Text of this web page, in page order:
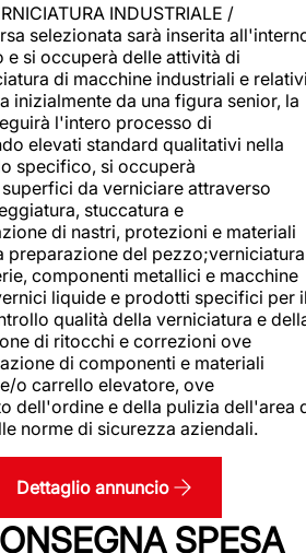
INDUSTRIALE /
selezionata sarà inserita
si occuperà delle attività di
di macchine industriali e
inizialmente da una figura senior, la
l'intero processo di
elevati standard qualitativi nella
specifico, si occuperà
da verniciare attraverso
stuccatura e
di nastri, protezioni e materiali
preparazione del pezzo;verniciatura
componenti metallici e macchine
liquide e prodotti specifici per
qualità della verniciatura e
di ritocchi e correzioni ove
di componenti e materiali
o carrello elevatore, ove
dell'ordine e della pulizia dell'area
norme di sicurezza aziendali.
Dettaglio annuncio
SPESA